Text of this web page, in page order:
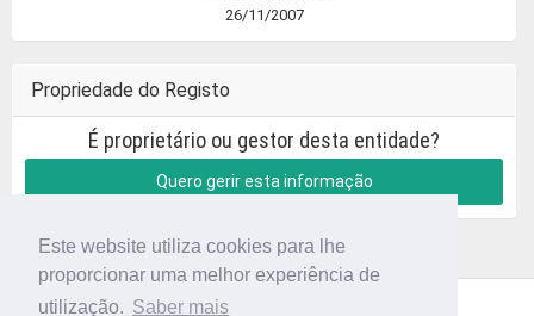
Este website utiliza cookies para lhe
proporcionar uma melhor experiência de
utilização. Saber mais
26/11/2007
Propriedade do Registo
É proprietário ou gestor desta entidade?
Quero gerir esta informação